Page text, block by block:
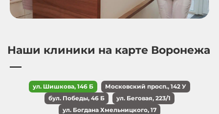
Наши клиники на карте Воронежа
ул. Шишкова, 146 Б
Московский просп., 142 У
бул. Победы, 46 Б
ул. Беговая, 223/1
ул. Богдана Хмельницкого, 17